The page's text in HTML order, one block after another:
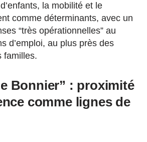
la mobilité et le
comme déterminants, avec un
“très opérationnelles” au
d’emploi, au plus près des
familles.
Bonnier” : proximité
comme lignes de